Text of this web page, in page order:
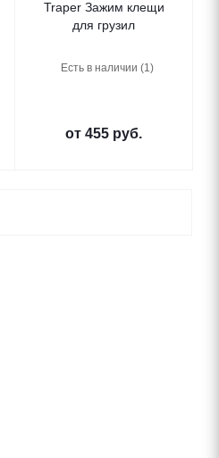
Traper Зажим клещи
для грузил
Есть в наличии (1)
от455 руб.